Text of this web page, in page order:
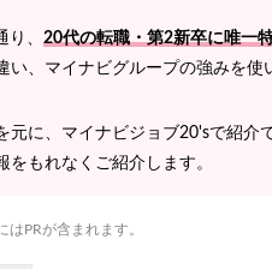
、 20代の転職・第2新卒に唯一
、マイナビグループの強みを使
に、マイナビジョブ20'sで紹介
もれなくご紹介します。
PRが含まれます。